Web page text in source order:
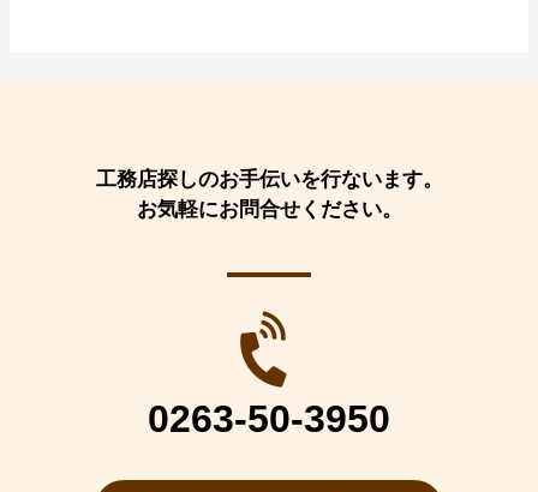
工務店探しのお手伝いを行ないます。
お気軽にお問合せください。
0263-50-3950